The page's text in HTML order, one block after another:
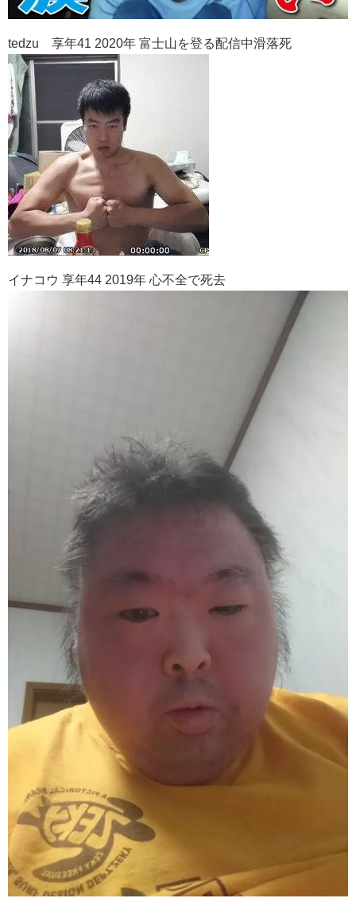
tedzu 享年41 2020年 富士山を登る配信中滑落死
イナコウ 享年44 2019年 心不全で死去